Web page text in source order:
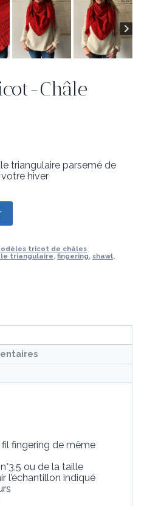
Châle
triangulaire parsemé de
hiver
tricot de châles
triangulaire, fingering, shawl,
fingering de même
ou de la taille
l’échantillon indiqué